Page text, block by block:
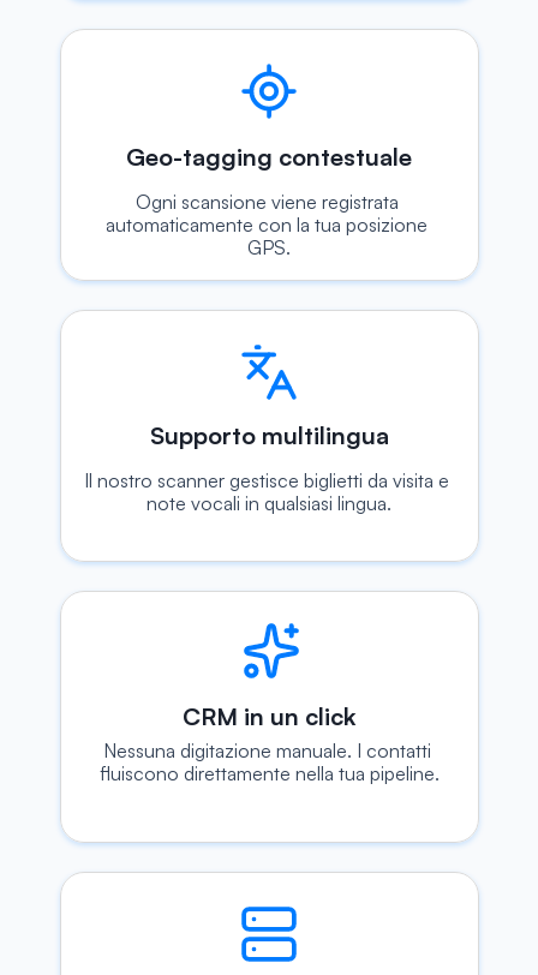
Geo-tagging contestuale
Ogni scansione viene registrata
automaticamente con la tua posizione
GPS.
Supporto multilingua
Il nostro scanner gestisce biglietti da visita e
note vocali in qualsiasi lingua.
CRM in un click
Nessuna digitazione manuale. I contatti
fluiscono direttamente nella tua pipeline.